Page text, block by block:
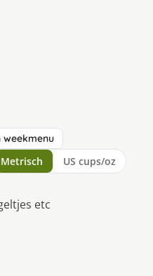
weekmenu
Metrisch US cups/oz
etc